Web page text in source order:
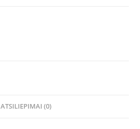
ATSILIEPIMAI (0)